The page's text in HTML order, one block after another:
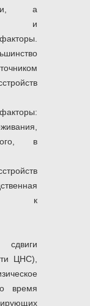
а
и
в
к
ЦНС),
время